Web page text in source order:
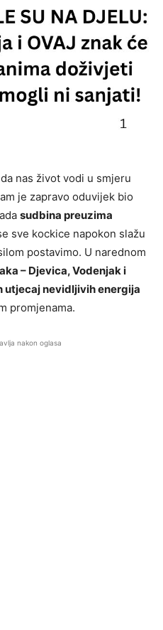
nas život vodi u smjeru
je zapravo oduvijek bio
sudbina preuzima
sve kockice napokon slažu
postavimo. U narednom
– Djevica, Vodenjak i
utjecaj nevidljivih energija
promjenama.
nakon oglasa